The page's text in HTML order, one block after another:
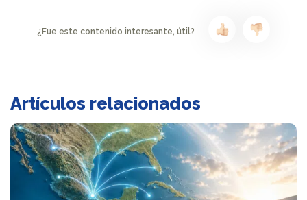
¿Fue este contenido interesante, útil?
Artículos relacionados